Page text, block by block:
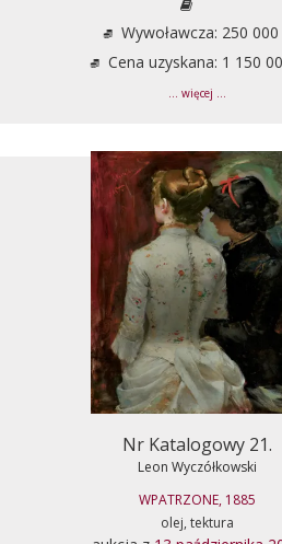
Wywoławcza: 250 000
Cena uzyskana: 1 150
... więcej ...
Nr Katalogowy 21.
Leon Wyczółkowski
WPATRZONE, 1885
olej, tektura